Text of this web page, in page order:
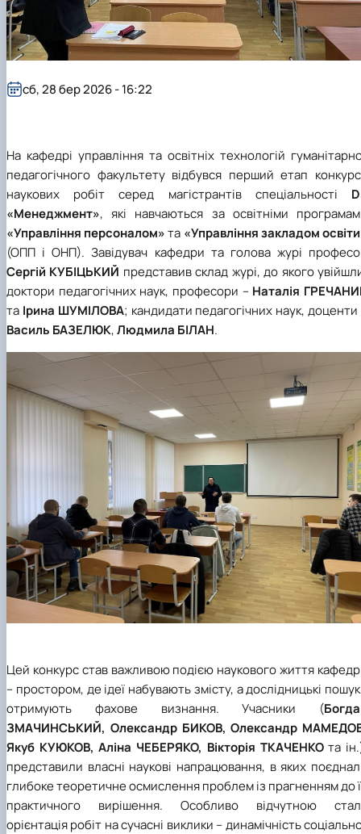
Кафедра англійської філології
Кафедра фізичної культури і спорту
Кафедра філософії та міжнародної
комунікації
Кафедра культурології
На кафедрі управління та освітніх технологій
педагогічного факультету відбувся перший етап
наукових робіт серед магістрантів спеціальності
«Менеджмент», які навчаються за освітніми
«Управління персоналом»та «Управління закладом
(ОПП і ОНП). Завідувач кафедри та голова журі
Сергій КУБІЦЬКИЙ представив склад журі, до якого
доктори педагогічних наук, професори – Наталія
та Ірина ШУМІЛОВА; кандидати педагогічних наук, доценти
Василь БАЗЕЛЮК,Людмила БІЛАН.
Цей конкурс став важливою подією наукового життя
– простором, де ідеї набувають змісту, а дослідницькі
отримують фахове визнання. Учасники (
ЗМАЧИНСЬКИЙ, Олександр БИКОВ, Олександр
Якуб КУЮКОВ, Аліна ЧЕБЕРЯКО, Вікторія ТКАЧЕНКОта
представили власні наукові напрацювання, в яких
глибоке теоретичне осмислення проблем із прагненням до
практичного вирішення. Особливо відчутною
орієнтація робіт на сучасні виклики – динамічність
сб, 28 бер 2026 - 16:22